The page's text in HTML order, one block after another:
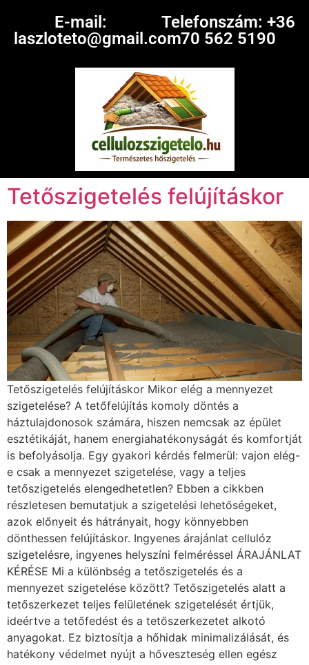
E-mail:
laszloteto@gmail.com
Telefonszám: +36
70 562 5190
Tetőszigetelés felújításkor
Tetőszigetelés felújításkor Mikor elég a mennyezet
szigetelése? A tetőfelújítás komoly döntés a
háztulajdonosok számára, hiszen nemcsak az épület
esztétikáját, hanem energiahatékonyságát és komfortját
is befolyásolja. Egy gyakori kérdés felmerül: vajon elég-
e csak a mennyezet szigetelése, vagy a teljes
tetőszigetelés elengedhetetlen? Ebben a cikkben
részletesen bemutatjuk a szigetelési lehetőségeket,
azok előnyeit és hátrányait, hogy könnyebben
dönthessen felújításkor. Ingyenes árajánlat cellulóz
szigetelésre, ingyenes helyszíni felméréssel ÁRAJÁNLAT
KÉRÉSE Mi a különbség a tetőszigetelés és a
mennyezet szigetelése között? Tetőszigetelés alatt a
tetőszerkezet teljes felületének szigetelését értjük,
ideértve a tetőfedést és a tetőszerkezetet alkotó
anyagokat. Ez biztosítja a hőhidak minimalizálását, és
hatékony védelmet nyújt a hőveszteség ellen egész